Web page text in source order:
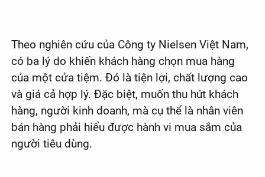
Theo nghiên cứu của Công ty Nielsen Việt Nam,
có ba lý do khiến khách hàng chọn mua hàng
của một cửa tiệm. Đó là tiện lợi, chất lượng cao
và giá cả hợp lý. Đặc biệt, muốn thu hút khách
hàng, người kinh doanh, mà cụ thể là nhân viên
bán hàng phải hiểu được hành vi mua sắm của
người tiêu dùng.